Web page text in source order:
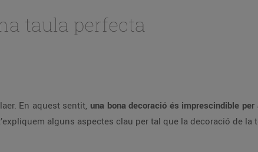
taula perfecta
En aquest sentit, una bona decoració és imprescindible
alguns aspectes clau per tal que la decoració de la